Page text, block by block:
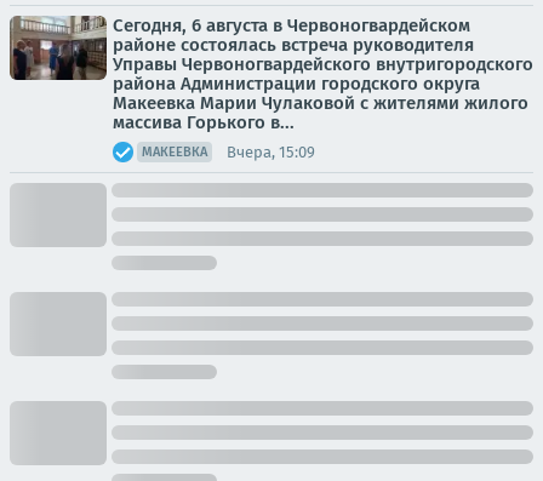
Сегодня, 6 августа в Червоногвардейском
районе состоялась встреча руководителя
Управы Червоногвардейского внутригородского
района Администрации городского округа
Макеевка Марии Чулаковой с жителями жилого
массива Горького в...
МАКЕЕВКА Вчера, 15:09